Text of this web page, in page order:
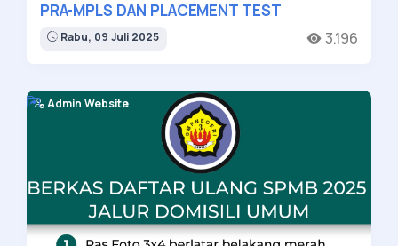
PRA-MPLS DAN PLACEMENT TEST
Rabu, 09 Juli 2025 3.196
Admin Website